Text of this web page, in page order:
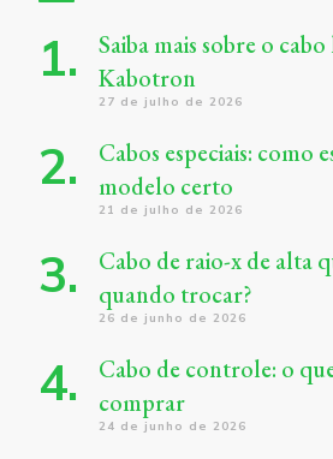
Saiba mais sobre o
Kabotron
27 de julho de 2026
Cabos especiais: como
modelo certo
21 de julho de 2026
Cabo de raio-x de alta
quando trocar?
26 de junho de 2026
Cabo de controle: o
comprar
24 de junho de 2026